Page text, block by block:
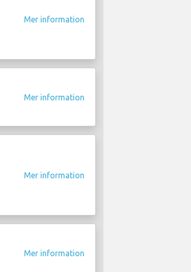
Mer information
Mer information
Mer information
Mer information